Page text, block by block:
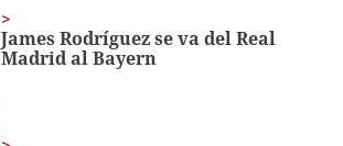
James Rodríguez se va del Real
Madrid al Bayern